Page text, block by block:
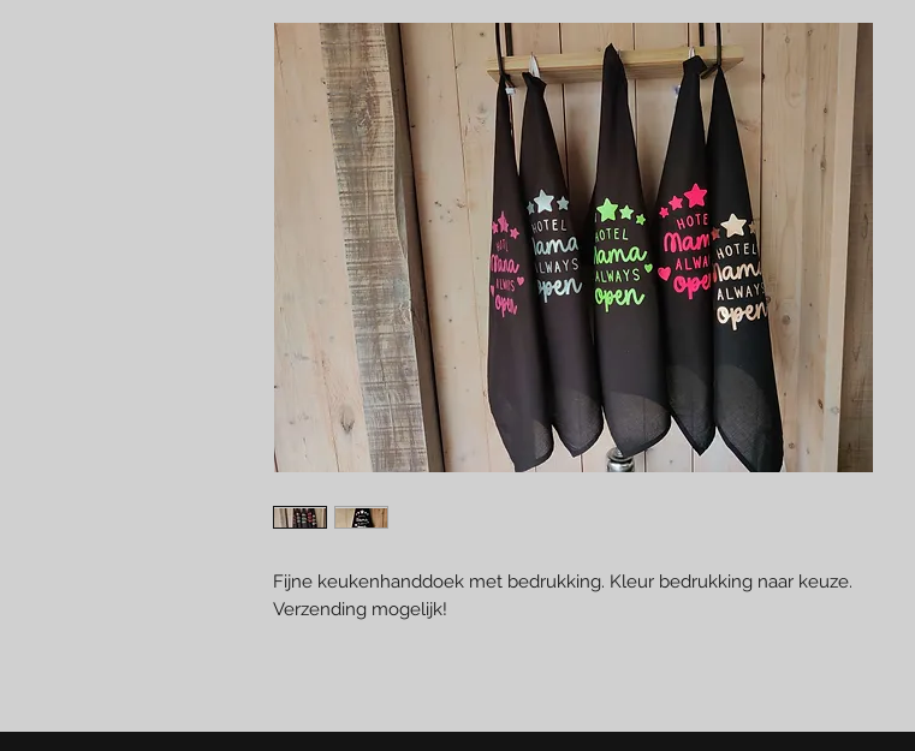
Fijne keukenhanddoek met bedrukking. Kleur bedrukking naar keuze.
Verzending mogelijk!